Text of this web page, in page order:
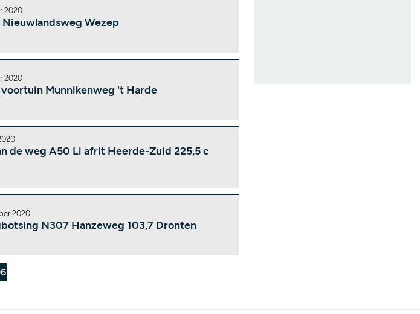
2020
Wezep
2020
Munnikenweg 't Harde
de weg A50 Li afrit Heerde-Zuid 225,5 c
2020
N307 Hanzeweg 103,7 Dronten